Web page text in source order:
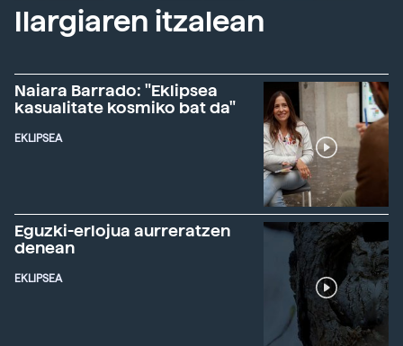
Ilargiaren itzalean
Naiara Barrado: "Eklipsea
kasualitate kosmiko bat da"
EKLIPSEA
Eguzki-erlojua aurreratzen
denean
EKLIPSEA